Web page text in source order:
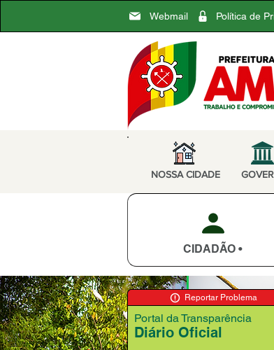
Webmail Política de
NOSSA CIDADE
CIDADÃO •
Reportar Problema
Diário Oficial
Portal da Transparência